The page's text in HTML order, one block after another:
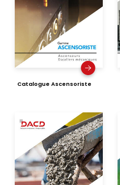
Catalogue Ascensoriste